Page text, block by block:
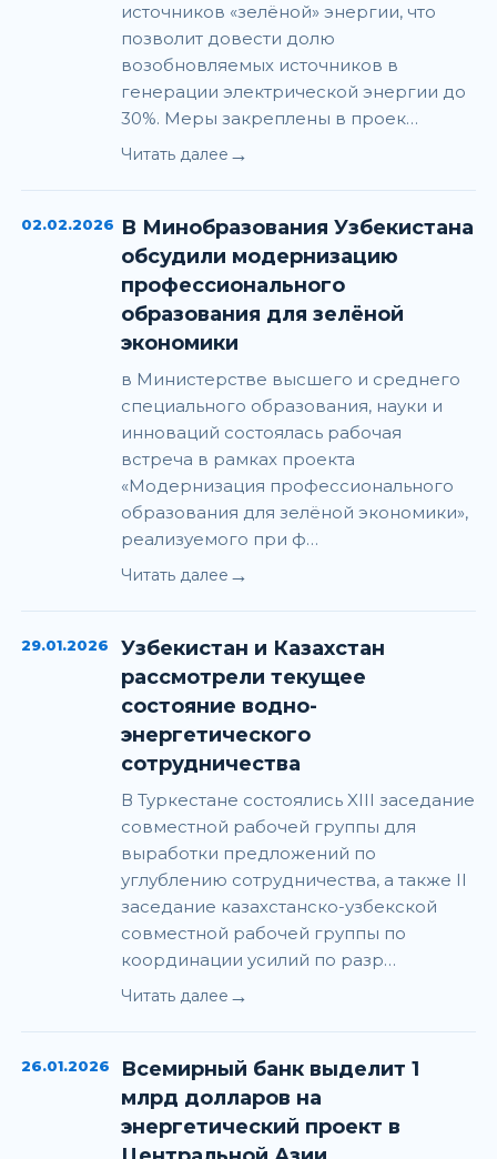
источников «зелёной» энергии, что
позволит довести долю
возобновляемых источников в
генерации электрической энергии до
30%. Меры закреплены в проек…
Читать далее →
02.02.2026 В Минобразования Узбекистана
обсудили модернизацию
профессионального
образования для зелёной
экономики
в Министерстве высшего и среднего
специального образования, науки и
инноваций состоялась рабочая
встреча в рамках проекта
«Модернизация профессионального
образования для зелёной экономики»,
реализуемого при ф…
Читать далее →
29.01.2026
Узбекистан и Казахстан
рассмотрели текущее
состояние водно-
энергетического
сотрудничества
В Туркестане состоялись XIII заседание
совместной рабочей группы для
выработки предложений по
углублению сотрудничества, а также II
заседание казахстанско-узбекской
совместной рабочей группы по
координации усилий по разр…
Читать далее →
26.01.2026
Всемирный банк выделит 1
млрд долларов на
энергетический проект в